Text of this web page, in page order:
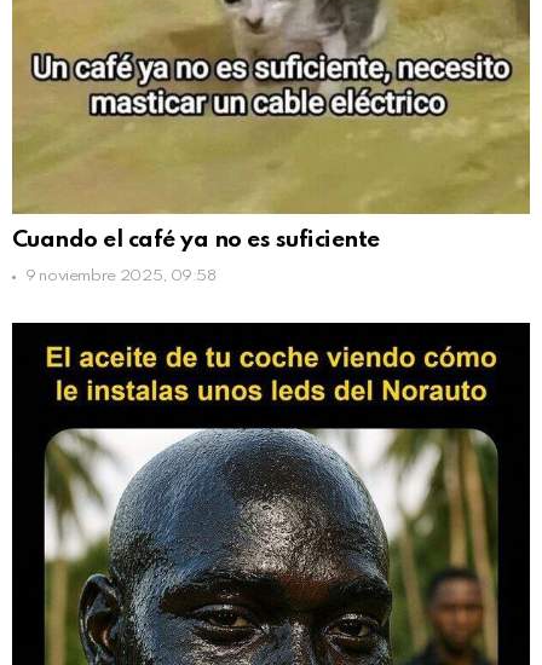
Cuando el café ya no es suficiente
9 noviembre 2025, 09:58